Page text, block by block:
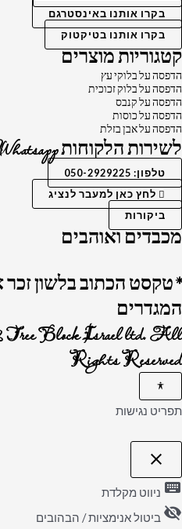
בקרו אותנו באינסטרגם
בקרו אותנו בטיקטוק
קטגוריות מוצרים
הדפסה על בלוקי עץ
הדפסה על בלוק זכוכית
הדפסה על קנבס
הדפסה על כוסות
הדפסה על אבן בזלת
לשירות הלקוחות Whatsapp
טלפון: 050-2929225
לחץ כאן למעבר לנציג
ביקורות
מכבדים ואוהבים
*טקסט הכתוב בלשון זכר
המגדרים
Block Israel ltd. All
Rights Reserved
תפריט נגישות
close
פתיחה
של
הנגישות
keyboard ניווט מקלדת
visibility_off ביטול אנימציות / הבהובים